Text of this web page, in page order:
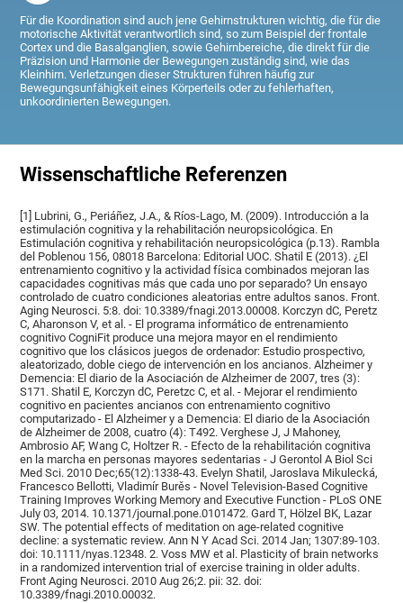
Für die Koordination sind auch jene Gehirnstrukturen wichtig, die für die
motorische Aktivität verantwortlich sind, so zum Beispiel der frontale
Cortex und die Basalganglien, sowie Gehirnbereiche, die direkt für die
Präzision und Harmonie der Bewegungen zuständig sind, wie das
Kleinhirn. Verletzungen dieser Strukturen führen häufig zur
Bewegungsunfähigkeit eines Körperteils oder zu fehlerhaften,
unkoordinierten Bewegungen.
Wissenschaftliche Referenzen
[1] Lubrini, G., Periáñez, J.A., & Ríos-Lago, M. (2009). Introducción a la
estimulación cognitiva y la rehabilitación neuropsicológica. En
Estimulación cognitiva y rehabilitación neuropsicológica (p.13). Rambla
del Poblenou 156, 08018 Barcelona: Editorial UOC. Shatil E (2013). ¿El
entrenamiento cognitivo y la actividad física combinados mejoran las
capacidades cognitivas más que cada uno por separado? Un ensayo
controlado de cuatro condiciones aleatorias entre adultos sanos. Front.
Aging Neurosci. 5:8. doi: 10.3389/fnagi.2013.00008. Korczyn dC, Peretz
C, Aharonson V, et al. - El programa informático de entrenamiento
cognitivo CogniFit produce una mejora mayor en el rendimiento
cognitivo que los clásicos juegos de ordenador: Estudio prospectivo,
aleatorizado, doble ciego de intervención en los ancianos. Alzheimer y
Demencia: El diario de la Asociación de Alzheimer de 2007, tres (3):
S171. Shatil E, Korczyn dC, Peretzc C, et al. - Mejorar el rendimiento
cognitivo en pacientes ancianos con entrenamiento cognitivo
computarizado - El Alzheimer y a Demencia: El diario de la Asociación
de Alzheimer de 2008, cuatro (4): T492. Verghese J, J Mahoney,
Ambrosio AF, Wang C, Holtzer R. - Efecto de la rehabilitación cognitiva
en la marcha en personas mayores sedentarias - J Gerontol A Biol Sci
Med Sci. 2010 Dec;65(12):1338-43. Evelyn Shatil, Jaroslava Mikulecká,
Francesco Bellotti, Vladimír Burěs - Novel Television-Based Cognitive
Training Improves Working Memory and Executive Function - PLoS ONE
July 03, 2014. 10.1371/journal.pone.0101472. Gard T, Hölzel BK, Lazar
SW. The potential effects of meditation on age-related cognitive
decline: a systematic review. Ann N Y Acad Sci. 2014 Jan; 1307:89-103.
doi: 10.1111/nyas.12348. 2. Voss MW et al. Plasticity of brain networks
in a randomized intervention trial of exercise training in older adults.
Front Aging Neurosci. 2010 Aug 26;2. pii: 32. doi:
10.3389/fnagi.2010.00032.